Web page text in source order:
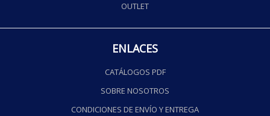
OUTLET
ENLACES
CATÁLOGOS PDF
SOBRE NOSOTROS
CONDICIONES DE ENVÍO Y ENTREGA